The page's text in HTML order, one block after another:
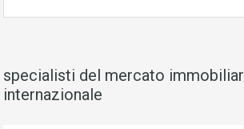
specialisti del mercato
internazionale